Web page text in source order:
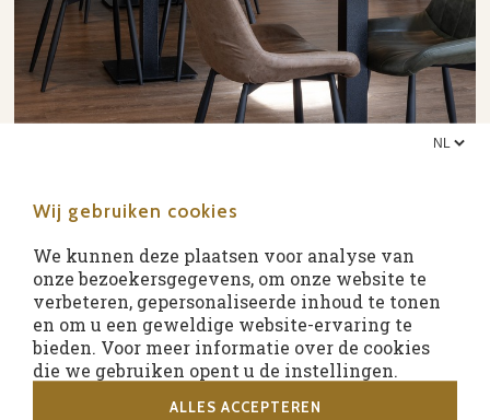
Wij gebruiken cookies
We kunnen deze plaatsen voor analyse van
onze bezoekersgegevens, om onze website te
verbeteren, gepersonaliseerde inhoud te tonen
en om u een geweldige website-ervaring te
bieden. Voor meer informatie over de cookies
die we gebruiken opent u de instellingen.
ALLES ACCEPTEREN